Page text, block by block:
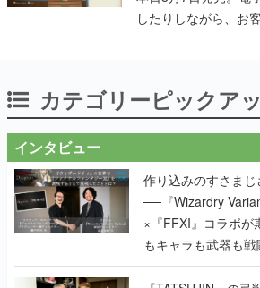
したりしながら、お
カテゴリーピックア
インタビュー
作り込みのすさま
──『Wizardry
×『FFXI』コラボが
もキャラも武器も
で作り込まれた理